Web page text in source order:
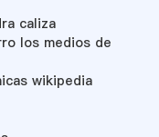
caliza
los medios de
wikipedia